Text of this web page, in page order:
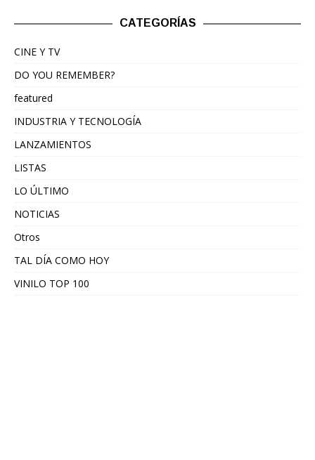
CATEGORÍAS
CINE Y TV
DO YOU REMEMBER?
featured
INDUSTRIA Y TECNOLOGÍA
LANZAMIENTOS
LISTAS
LO ÚLTIMO
NOTICIAS
Otros
TAL DÍA COMO HOY
VINILO TOP 100